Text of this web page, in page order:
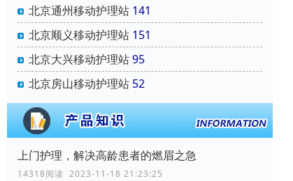
北京通州移动护理站 141
北京顺义移动护理站 151
北京大兴移动护理站95
北京房山移动护理站 52
上门护理，解决高龄患者的燃眉之急
14318阅读 2023-11-18 21:23:25